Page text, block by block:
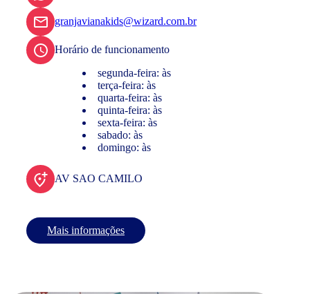
granjavianakids@wizard.com.br
Horário de funcionamento
segunda-feira: às
terça-feira: às
quarta-feira: às
quinta-feira: às
sexta-feira: às
sabado: às
domingo: às
AV SAO CAMILO
Mais informações